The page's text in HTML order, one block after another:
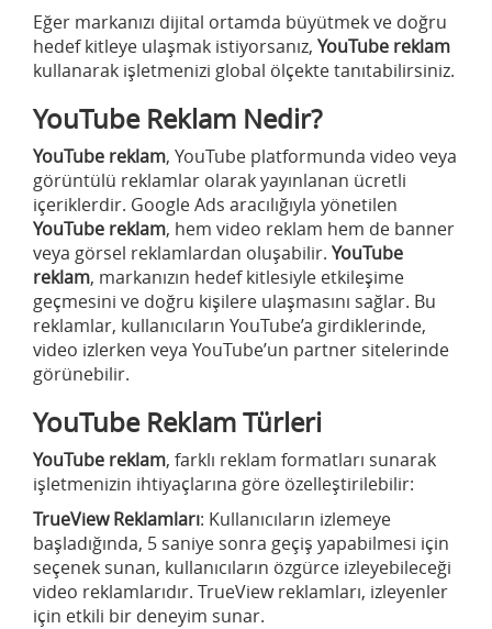
Eğer markanızı dijital ortamda büyütmek ve doğru
hedef kitleye ulaşmak istiyorsanız, YouTube reklam
kullanarak işletmenizi global ölçekte tanıtabilirsiniz.
YouTube Reklam Nedir?
YouTube reklam, YouTube platformunda video veya
görüntülü reklamlar olarak yayınlanan ücretli
içeriklerdir. Google Ads aracılığıyla yönetilen
YouTube reklam, hem video reklam hem de banner
veya görsel reklamlardan oluşabilir. YouTube
reklam, markanızın hedef kitlesiyle etkileşime
geçmesini ve doğru kişilere ulaşmasını sağlar. Bu
reklamlar, kullanıcıların YouTube’a girdiklerinde,
video izlerken veya YouTube’un partner sitelerinde
görünebilir.
YouTube Reklam Türleri
YouTube reklam, farklı reklam formatları sunarak
işletmenizin ihtiyaçlarına göre özelleştirilebilir:
TrueView Reklamları: Kullanıcıların izlemeye
başladığında, 5 saniye sonra geçiş yapabilmesi için
seçenek sunan, kullanıcıların özgürce izleyebileceği
video reklamlarıdır. TrueView reklamları, izleyenler
için etkili bir deneyim sunar.